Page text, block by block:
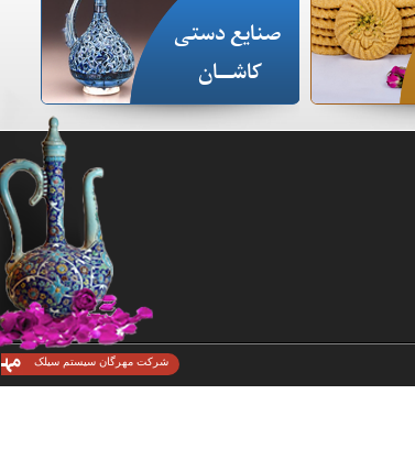
صنایع دستی
کاشـــان
شرکت مهرگان سیستم سیلک